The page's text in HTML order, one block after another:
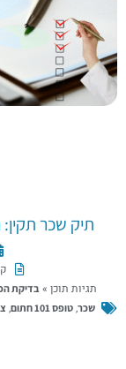
תיק שכר
תגיות תוכן » בדיקת
שכר,טופס 101 חתום ,